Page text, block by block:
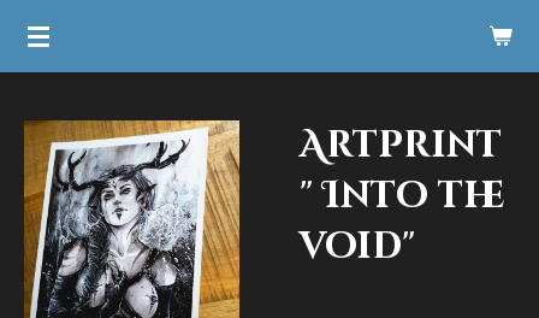
Ga
de
hoofdinhoud
Artprint
" Into the
void"